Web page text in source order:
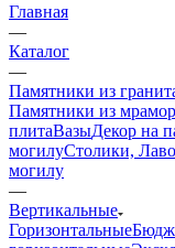
Главная
—
Каталог
—
Памятники из
Памятники из
плитаВазыДекор на
могилуСтолики,
могилу
—
Вертикальные
Горизонтальные